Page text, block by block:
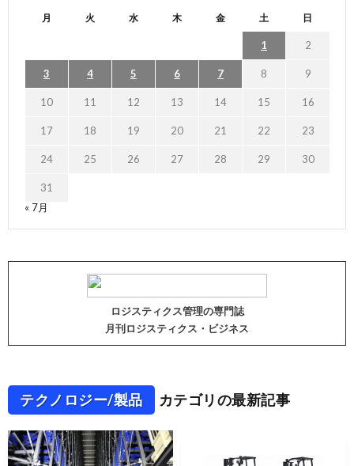
月 火 水 木 金 土 日
1 2
3 4 5 6 7 8 9
10 11 12 13 14 15 16
17 18 19 20 21 22 23
24 25 26 27 28 29 30
31
« 7月
ロジスティクス管理の専門誌
月刊ロジスティクス・ビジネス
テクノロジー/製品 カテゴリの最新記事